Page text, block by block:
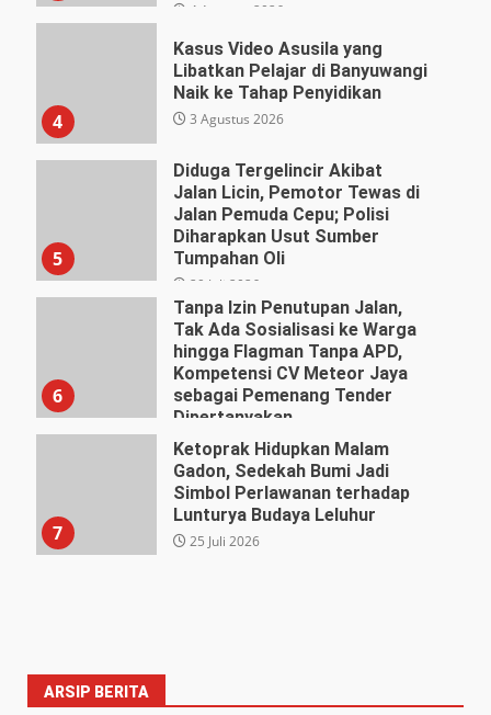
4 Agustus 2026
4
Kasus Video Asusila yang
Libatkan Pelajar di Banyuwangi
Naik ke Tahap Penyidikan
3 Agustus 2026
5
Diduga Tergelincir Akibat
Jalan Licin, Pemotor Tewas di
Jalan Pemuda Cepu; Polisi
Diharapkan Usut Sumber
Tumpahan Oli
29 Juli 2026
6
Tanpa Izin Penutupan Jalan,
Tak Ada Sosialisasi ke Warga
hingga Flagman Tanpa APD,
Kompetensi CV Meteor Jaya
sebagai Pemenang Tender
Dipertanyakan
27 Juli 2026
7
Ketoprak Hidupkan Malam
Gadon, Sedekah Bumi Jadi
Simbol Perlawanan terhadap
Lunturya Budaya Leluhur
25 Juli 2026
ARSIP BERITA